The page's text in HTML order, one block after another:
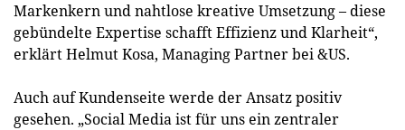
Markenkern und nahtlose kreative Umsetzung – diese
gebündelte Expertise schafft Effizienz und Klarheit“,
erklärt Helmut Kosa, Managing Partner bei &US.
Auch auf Kundenseite werde der Ansatz positiv
gesehen. „Social Media ist für uns ein zentraler